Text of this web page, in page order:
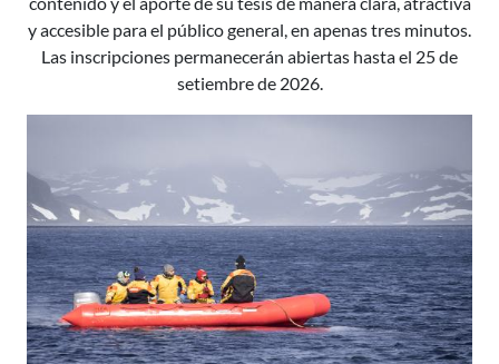
y accesible para el público general, en apenas tres minutos.
Las inscripciones permanecerán abiertas hasta el 25 de
setiembre de 2026.